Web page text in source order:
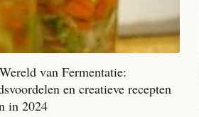
van Fermentatie:
en creatieve recepten
in 2024